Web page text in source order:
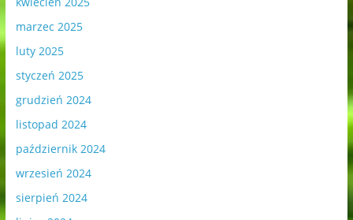
marzec 2025
luty 2025
styczeń 2025
grudzień 2024
listopad 2024
październik 2024
wrzesień 2024
sierpień 2024